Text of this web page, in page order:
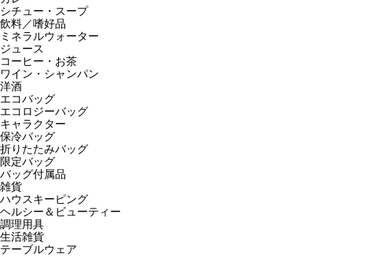
シチュー・スープ
飲料／嗜好品
ミネラルウォーター
ジュース
コーヒー・お茶
ワイン・シャンパン
洋酒
エコバッグ
エコロジーバッグ
キャラクター
保冷バッグ
折りたたみバッグ
限定バッグ
バッグ付属品
雑貨
ハウスキーピング
ヘルシー＆ビューティー
調理用具
生活雑貨
テーブルウェア